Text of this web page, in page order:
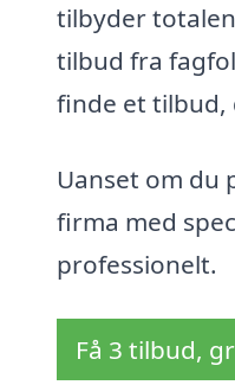
tilbyder
tilbud fra
finde et tilbud,
Uanset om du
firma med
professionelt.
Få 3 tilbud,